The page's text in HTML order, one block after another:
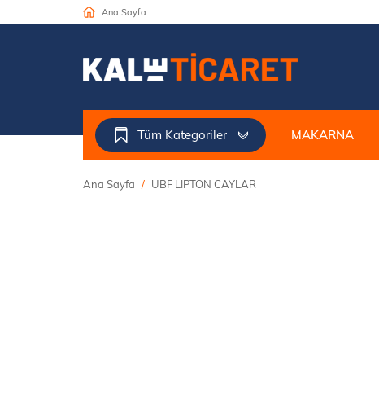
Tüm Kategoriler MAKARNA
Ana Sayfa
Ana Sayfa UBF LIPTON CAYLAR